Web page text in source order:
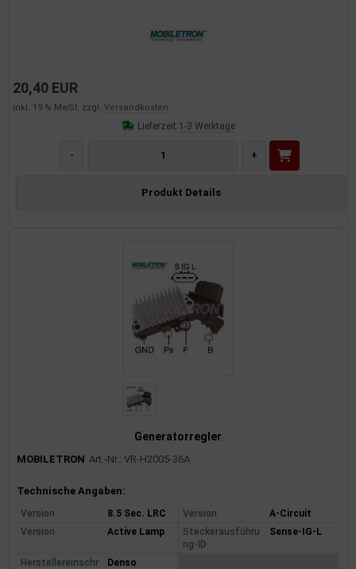
20,40 EUR
inkl. 19 % MwSt. zzgl. Versandkosten
Lieferzeit:1-3 Werktage
- +
Produkt Details
Generatorregler
MOBILETRON Art.-Nr.: VR-H2005-36A
Produktinformationen
Technische Angaben:
Version 8.5 Sec. LRC Version
A-Circuit
Version
Active Lamp
Steckerausführu
ng-ID
Sense-IG-L
Herstellereinschr Denso